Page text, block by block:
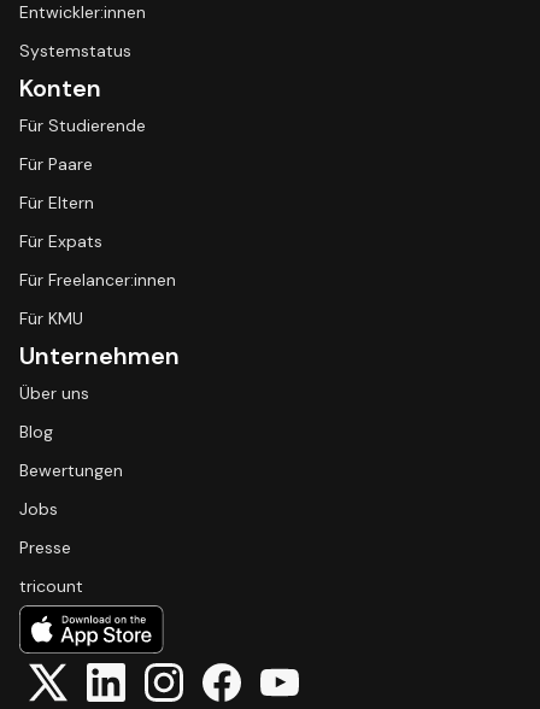
Entwickler:innen
Systemstatus
Konten
Für Studierende
Für Paare
Für Eltern
Für Expats
Für Freelancer:innen
Für KMU
Unternehmen
Über uns
Blog
Bewertungen
Jobs
Presse
tricount